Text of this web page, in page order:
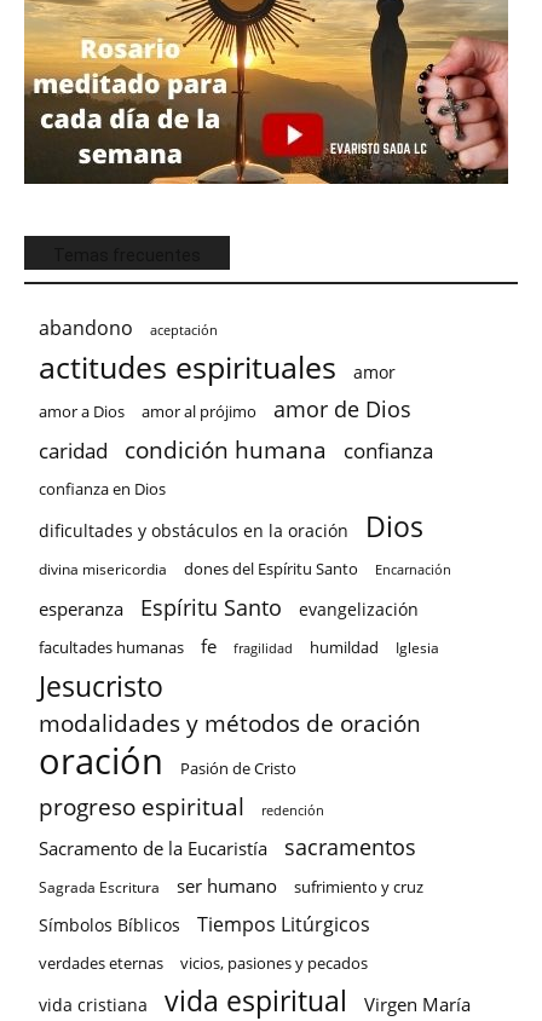
abandono aceptación
actitudes espirituales amor
amor a Dios amor al prójimo amor de Dios
caridad condición humana confianza
confianza en Dios
dificultades y obstáculos en la oración Dios
divina misericordia dones del Espíritu Santo Encarnación
esperanza Espíritu Santo evangelización
facultades humanas fe fragilidad humildad Iglesia
Jesucristo
modalidades y métodos de oración
oración Pasión de Cristo
progreso espiritual redención
Sacramento de la Eucaristía sacramentos
Sagrada Escritura ser humano sufrimiento y cruz
Símbolos Bíblicos Tiempos Litúrgicos
verdades eternas vicios, pasiones y pecados
vida cristiana vida espiritual Virgen María